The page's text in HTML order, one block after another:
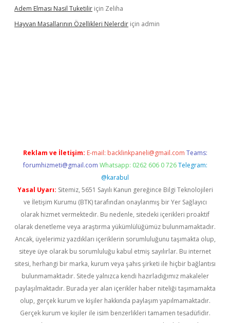
Adem Elması Nasil Tuketilir için Zeliha
Hayvan Masallarının Özellikleri Nelerdir için admin
Reklam ve İletişim: E-mail: backlinkpaneli@gmail.com Teams:
forumhizmeti@gmail.com Whatsapp: 0262 606 0 726 Telegram:
@karabul
Yasal Uyarı: Sitemiz, 5651 Sayılı Kanun gereğince Bilgi Teknolojileri
ve İletişim Kurumu (BTK) tarafından onaylanmış bir Yer Sağlayıcı
olarak hizmet vermektedir. Bu nedenle, sitedeki içerikleri proaktif
olarak denetleme veya araştırma yükümlülüğümüz bulunmamaktadır.
Ancak, üyelerimiz yazdıkları içeriklerin sorumluluğunu taşımakta olup,
siteye üye olarak bu sorumluluğu kabul etmiş sayılırlar. Bu internet
sitesi, herhangi bir marka, kurum veya şahıs şirketi ile hiçbir bağlantısı
bulunmamaktadır. Sitede yalnızca kendi hazırladığımız makaleler
paylaşılmaktadır. Burada yer alan içerikler haber niteliği taşımamakta
olup, gerçek kurum ve kişiler hakkında paylaşım yapılmamaktadır.
Gerçek kurum ve kişiler ile isim benzerlikleri tamamen tesadüfidir.